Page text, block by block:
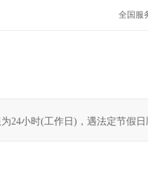
全国服
24小时(工作日)，遇法定节假